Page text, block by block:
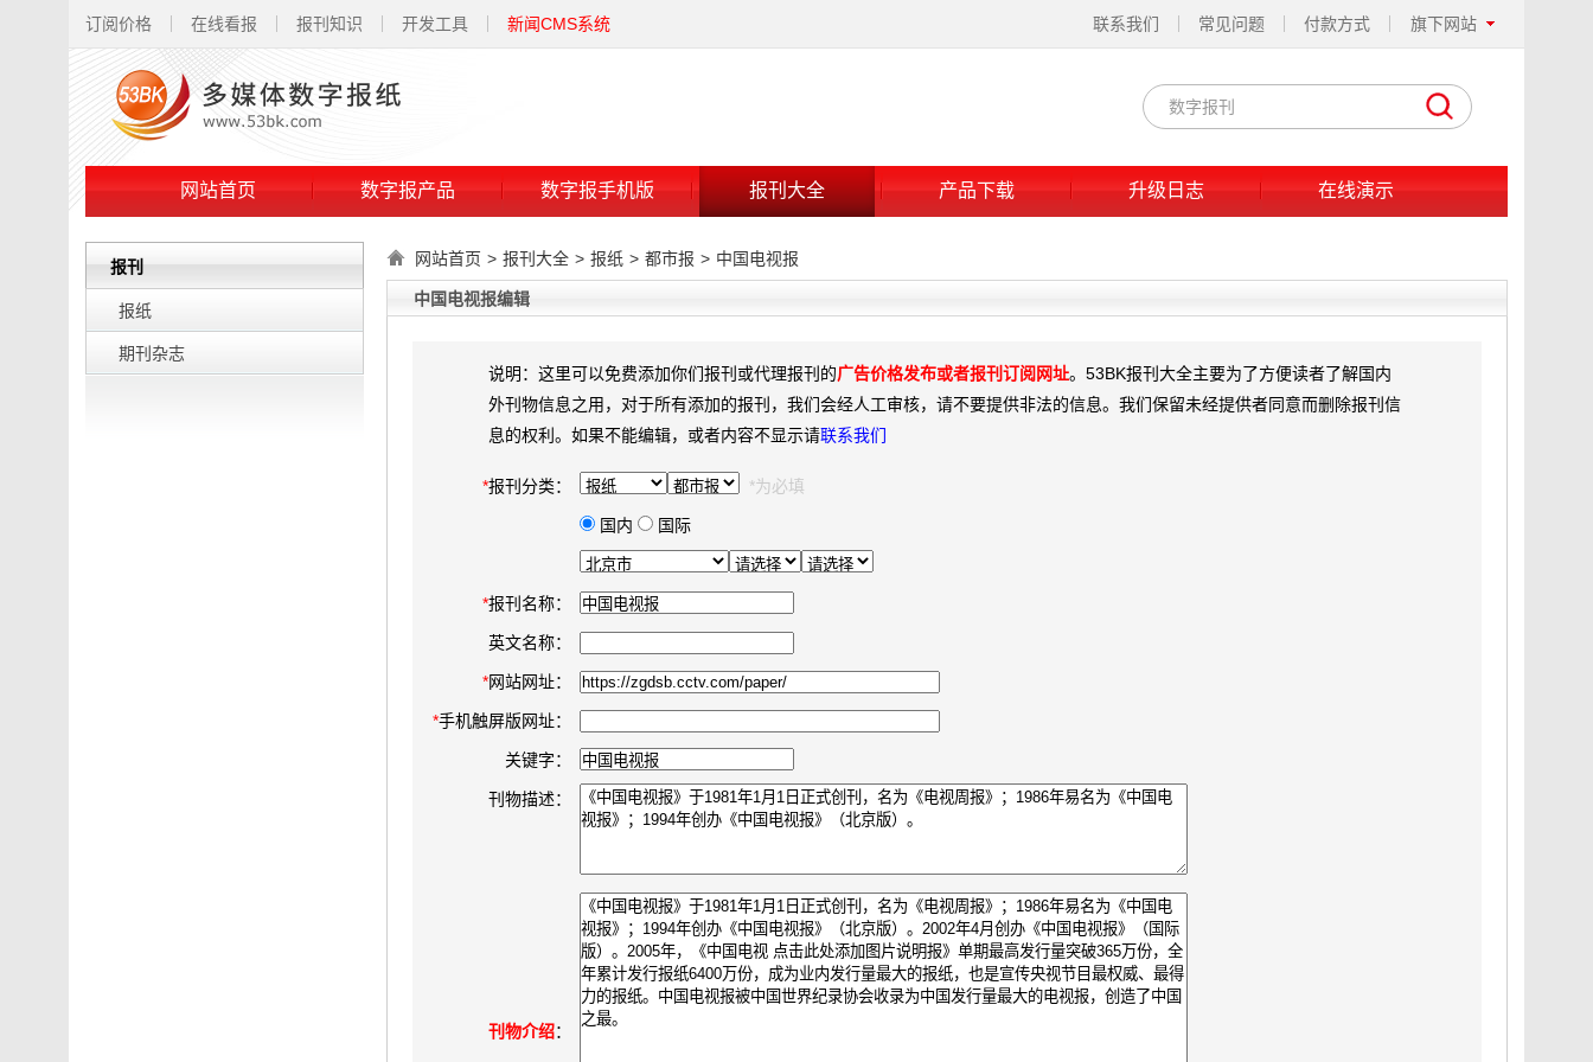
订阅价格 在线看报 报刊知识 开发工具 新闻CMS系统 旗下网站
付款方式
常见问题
联系我们
网站首页 数字报产品 数字报手机版 报刊大全 产品下载 升级日志 在线演示
报刊
报纸
期刊杂志
网站首页 > 报刊大全 > 报纸 > 都市报 > 中国电视报
中国电视报编辑
说明：这里可以免费添加你们报刊或代理报刊的广告价格发布或者报刊订阅网址。53BK报刊大全主要为了方便读者了解国内
外刊物信息之用，对于所有添加的报刊，我们会经人工审核，请不要提供非法的信息。我们保留未经提供者同意而删除报刊信
息的权利。如果不能编辑，或者内容不显示请联系我们
*报刊分类： *为必填
国内 国际
*报刊名称：
英文名称：
*网站网址：
*手机触屏版网址：
关键字：
刊物描述：
刊物介绍：